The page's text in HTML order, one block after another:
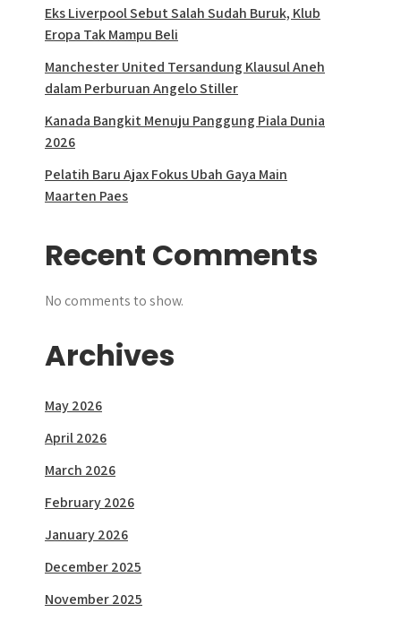
Eks Liverpool Sebut Salah Sudah Buruk, Klub
Eropa Tak Mampu Beli
Manchester United Tersandung Klausul Aneh
dalam Perburuan Angelo Stiller
Kanada Bangkit Menuju Panggung Piala Dunia
2026
Pelatih Baru Ajax Fokus Ubah Gaya Main
Maarten Paes
Recent Comments
No comments to show.
Archives
May 2026
April 2026
March 2026
February 2026
January 2026
December 2025
November 2025